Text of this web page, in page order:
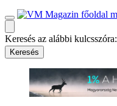
Keresés az alábbi kulcsszóra: